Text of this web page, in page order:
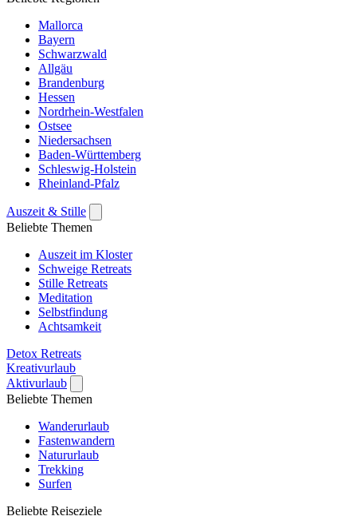
Mallorca
Bayern
Schwarzwald
Allgäu
Brandenburg
Hessen
Nordrhein-Westfalen
Ostsee
Niedersachsen
Baden-Württemberg
Schleswig-Holstein
Rheinland-Pfalz
Auszeit & Stille
Beliebte Themen
Auszeit im Kloster
Schweige Retreats
Stille Retreats
Meditation
Selbstfindung
Achtsamkeit
Detox Retreats
Kreativurlaub
Aktivurlaub
Beliebte Themen
Wanderurlaub
Fastenwandern
Natururlaub
Trekking
Surfen
Beliebte Reiseziele